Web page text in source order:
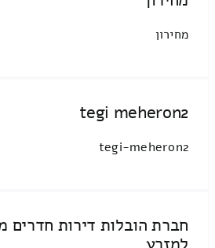
מחירון
tegi meheron2
tegi-meheron2
חברת הובלות דירות חדרים